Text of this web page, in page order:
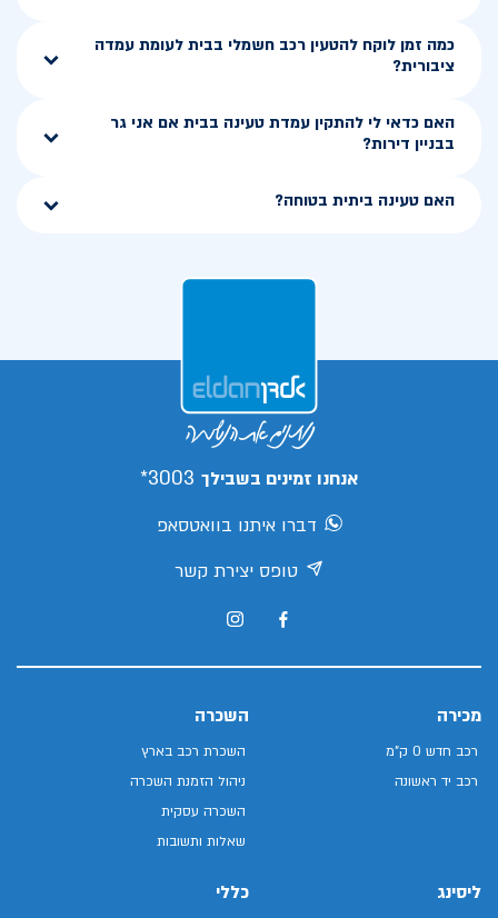
כמה זמן לוקח להטעין רכב חשמלי בבית לעומת עמדה
ציבורית?
האם כדאי לי להתקין עמדת טעינה בבית אם אני גר
בבניין דירות?
האם טעינה ביתית בטוחה?
אנחנו זמינים בשבילך 3003*
דברו איתנו בוואטסאפ
טופס יצירת קשר
מכירה
רכב חדש 0 ק"מ
רכב יד ראשונה
השכרה
השכרת רכב בארץ
ניהול הזמנת השכרה
השכרה עסקית
שאלות ותשובות
ליסינג כללי